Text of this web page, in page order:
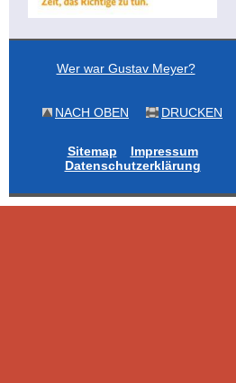
Wer war Gustav Meyer?
NACH OBEN DRUCKEN
Sitemap
Impressum
Datenschutzerklärung